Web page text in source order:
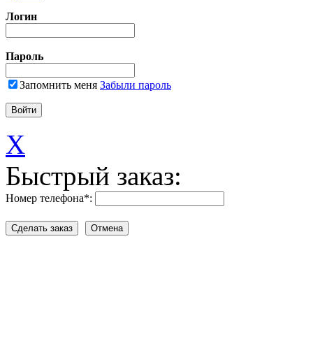
Логин
Пароль
Запомнить меня Забыли пароль
X
Быстрый заказ:
Номер телефона*: